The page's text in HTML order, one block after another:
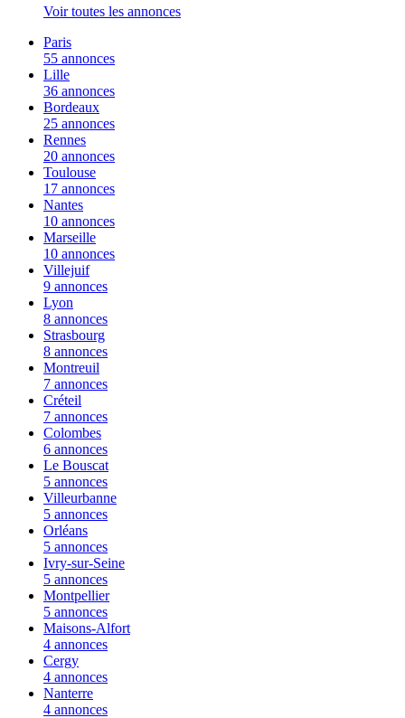
Voir toutes les annonces
Paris
55 annonces
Lille
36 annonces
Bordeaux
25 annonces
Rennes
20 annonces
Toulouse
17 annonces
Nantes
10 annonces
Marseille
10 annonces
Villejuif
9 annonces
Lyon
8 annonces
Strasbourg
8 annonces
Montreuil
7 annonces
Créteil
7 annonces
Colombes
6 annonces
Le Bouscat
5 annonces
Villeurbanne
5 annonces
Orléans
5 annonces
Ivry-sur-Seine
5 annonces
Montpellier
5 annonces
Maisons-Alfort
4 annonces
Cergy
4 annonces
Nanterre
4 annonces